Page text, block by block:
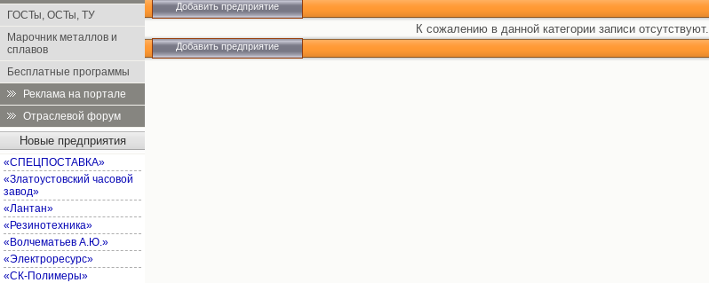
ГОСТы, ОСТы, ТУ
Марочник металлов и
сплавов
Бесплатные программы
Реклама на портале
Отраслевой форум
Новые предприятия
«СПЕЦПОСТАВКА»
«Златоустовский часовой
завод»
«Лантан»
«Резинотехника»
«Волчематьев А.Ю.»
«Электроресурс»
«СК-Полимеры»
Добавить предприятие
К сожалению в данной категории записи отсутствуют.
Добавить предприятие